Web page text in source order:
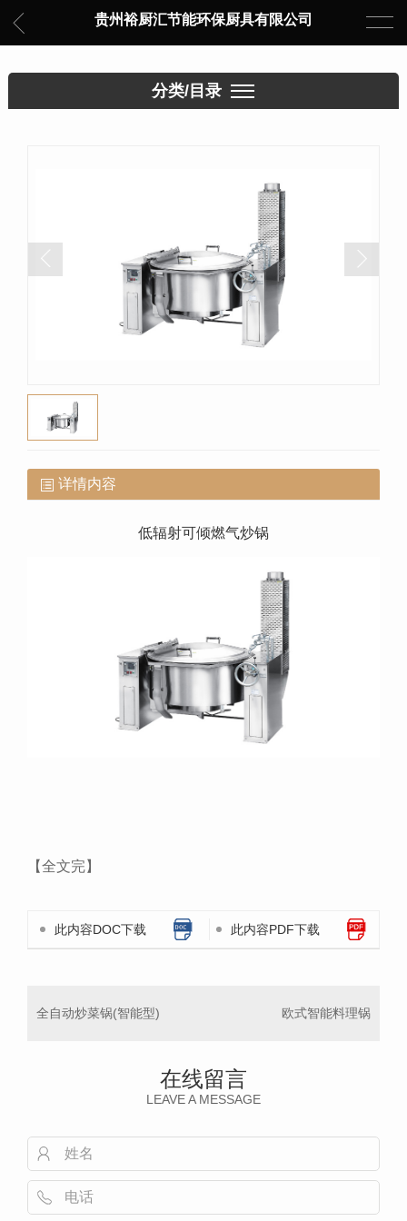
贵州裕厨汇节能环保厨具有限公司
分类/目录
详情内容
低辐射可倾燃气炒锅
【全文完】
此内容DOC下载 此内容PDF下载
全自动炒菜锅(智能型) 欧式智能料理锅
在线留言
LEAVE A MESSAGE